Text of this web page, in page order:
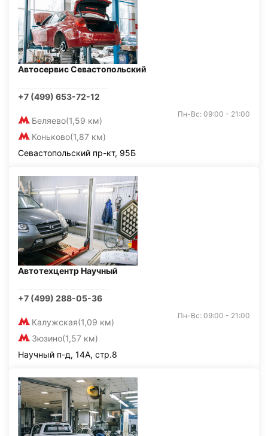
Автосервис Севастопольский
+7 (499) 653-72-12
Беляево(1,59 км)
Коньково(1,87 км)
Пн-Вс: 09:00 - 21:00
Севастопольский пр-кт, 95Б
Автотехцентр Научный
+7 (499) 288-05-36
Калужская(1,09 км)
Зюзино(1,57 км)
Пн-Вс: 09:00 - 21:00
Научный п-д, 14А, стр.8